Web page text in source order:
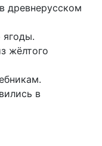
древнерусском
жёлтого
в